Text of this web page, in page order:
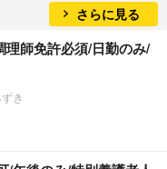
さらに見る
理師免許必須/日勤のみ/
き